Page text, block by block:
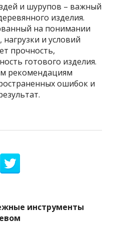
и шурупов – важный
изделия.
на понимании
и условий
прочность,
готового изделия.
рекомендациям
ошибок и
инструменты